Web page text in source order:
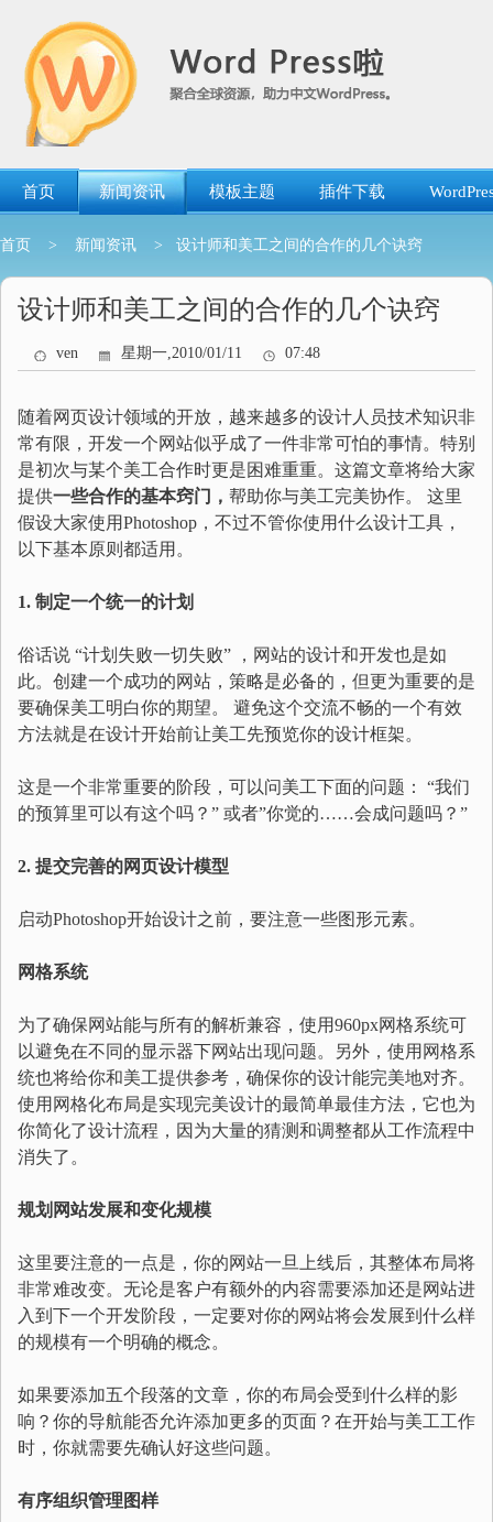
首页 新闻资讯 模板主题 插件下载
首页 > 新闻资讯 > 设计师和美工之间的合作的几个诀窍
设计师和美工之间的合作的几个诀窍
ven 星期一,2010/01/11 07:48
随着网页设计领域的开放，越来越多的设计人员技术知识非
常有限，开发一个网站似乎成了一件非常可怕的事情。特别
是初次与某个美工合作时更是困难重重。这篇文章将给大家
提供一些合作的基本窍门， 帮助你与美工完美协作。 这里
假设大家使用Photoshop，不过不管你使用什么设计工具，
以下基本原则都适用。
1. 制定一个统一的计划
俗话说 “计划失败一切失败” ，网站的设计和开发也是如
此。创建一个成功的网站，策略是必备的，但更为重要的是
要确保美工明白你的期望。 避免这个交流不畅的一个有效
方法就是在设计开始前让美工先预览你的设计框架。
这是一个非常重要的阶段，可以问美工下面的问题： “我们
的预算里可以有这个吗？” 或者”你觉的……会成问题吗？”
2. 提交完善的网页设计模型
启动Photoshop开始设计之前，要注意一些图形元素。
网格系统
为了确保网站能与所有的解析兼容，使用960px网格系统可
以避免在不同的显示器下网站出现问题。另外，使用网格系
统也将给你和美工提供参考，确保你的设计能完美地对齐。
使用网格化布局是实现完美设计的最简单最佳方法，它也为
你简化了设计流程，因为大量的猜测和调整都从工作流程中
消失了。
规划网站发展和变化规模
这里要注意的一点是，你的网站一旦上线后，其整体布局将
非常难改变。无论是客户有额外的内容需要添加还是网站进
入到下一个开发阶段，一定要对你的网站将会发展到什么样
的规模有一个明确的概念。
如果要添加五个段落的文章，你的布局会受到什么样的影
响？你的导航能否允许添加更多的页面？在开始与美工工作
时，你就需要先确认好这些问题。
有序组织管理图样